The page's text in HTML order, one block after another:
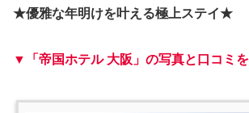
★優雅な年明けを叶える極上ステイ★
▼「帝国ホテル 大阪」の写真と口コミ